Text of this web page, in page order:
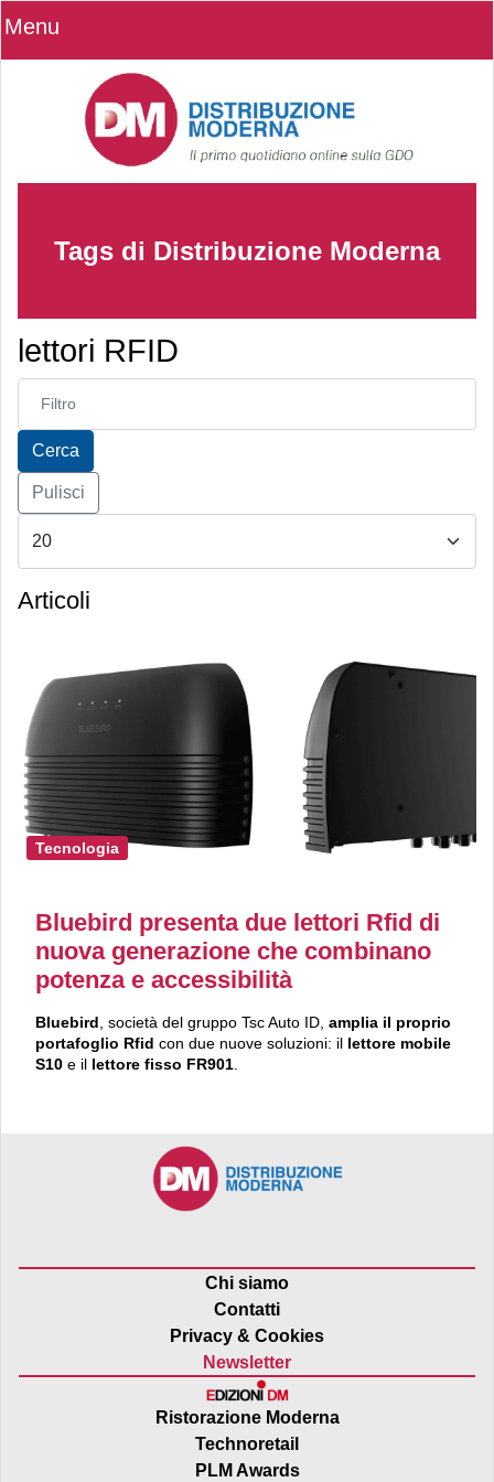
Menu
Tags di Distribuzione Moderna
lettori RFID
Inserisci parte del titolo
Cerca
Pulisci
Articoli
Tecnologia
Bluebird presenta due lettori Rfid di
nuova generazione che combinano
potenza e accessibilità
Bluebird , società del gruppo Tsc Auto ID, amplia il proprio
portafoglio Rfid con due nuove soluzioni: il lettore mobile
S10 e il lettore fisso FR901
Chi siamo
Contatti
Privacy & Cookies
Newsletter
Ristorazione Moderna
Technoretail
PLM Awards